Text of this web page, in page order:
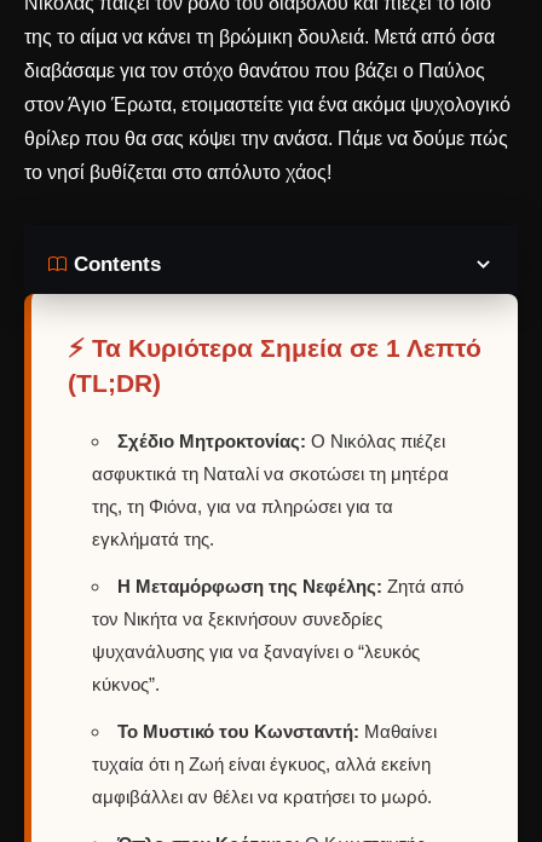
της το αίμα να κάνει τη βρώμικη δουλειά. Μετά από όσα
διαβάσαμε για τον στόχο θανάτου που βάζει ο Παύλος
στον Άγιο Έρωτα, ετοιμαστείτε για ένα ακόμα ψυχολογικό
θρίλερ που θα σας κόψει την ανάσα. Πάμε να δούμε πώς
το νησί βυθίζεται στο απόλυτο χάος!
Contents
⚡ Τα Κυριότερα Σημεία σε 1 Λεπτό
(TL;DR)
Σχέδιο Μητροκτονίας: Ο Νικόλας πιέζει
ασφυκτικά τη Ναταλί να σκοτώσει τη μητέρα
της, τη Φιόνα, για να πληρώσει για τα
εγκλήματά της.
Η Μεταμόρφωση της Νεφέλης: Ζητά από
τον Νικήτα να ξεκινήσουν συνεδρίες
ψυχανάλυσης για να ξαναγίνει ο “λευκός
κύκνος”.
Το Μυστικό του Κωνσταντή: Μαθαίνει
τυχαία ότι η Ζωή είναι έγκυος, αλλά εκείνη
αμφιβάλλει αν θέλει να κρατήσει το μωρό.